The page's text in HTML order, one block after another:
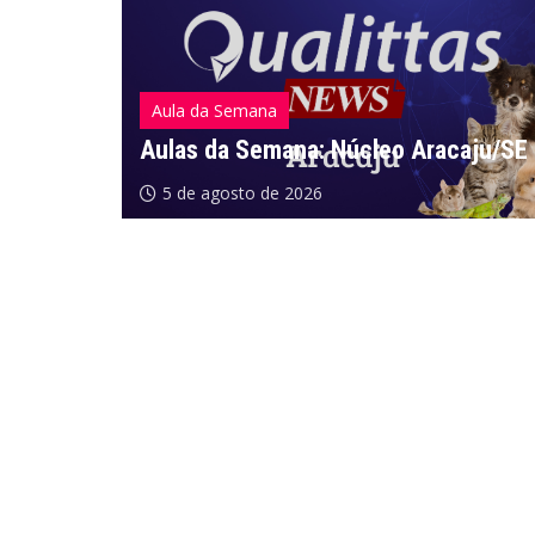
Aula da Semana
Aulas da Semana: Núcleo Aracaju/SE
5 de agosto de 2026